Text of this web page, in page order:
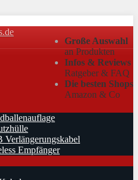
Große Auswahl
an Produkten
Infos & Reviews
Ratgeber & FAQ
Die besten Shops
Amazon & Co
Empfänger